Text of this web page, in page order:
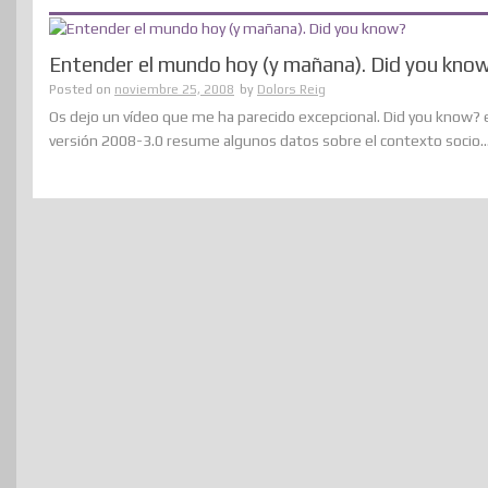
Entender el mundo hoy (y mañana). Did you
Posted on noviembre 25, 2008 by Dolors Reig
Os dejo un vídeo que me ha parecido excepcional. Did you know?
versión 2008-3.0 resume algunos datos sobre el contexto